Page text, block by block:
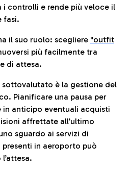
controlli e rende più veloce il
fasi.
il suo ruolo: scegliere "outfit
più facilmente tra
di attesa.
sottovalutato è la gestione del
Pianificare una pausa per
in anticipo eventuali acquisti
affrettate all’ultimo
sguardo ai servizi di
in aeroporto può